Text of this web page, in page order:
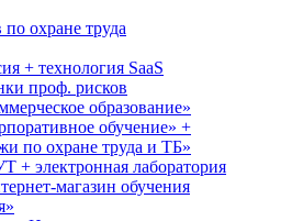
охране труда
+ технология SaaS
проф. рисков
образование»
обучение» +
по охране труда и ТБ»
+ электронная лаборатория
магазин обучения